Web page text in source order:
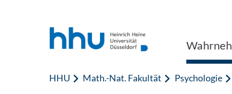
HHU Math.-Nat. Fakultät Psychologie